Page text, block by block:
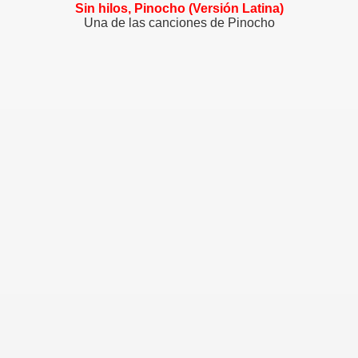
Sin hilos, Pinocho (Versión Latina)
Una de las canciones de Pinocho